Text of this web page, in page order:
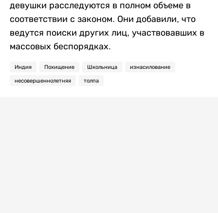
девушки расследуются в полном объеме в
соответствии с законом. Они добавили, что
ведутся поиски других лиц, участвовавших в
массовых беспорядках.
Индия Похищение Школьница изнасилование
несовершеннолетняя толпа